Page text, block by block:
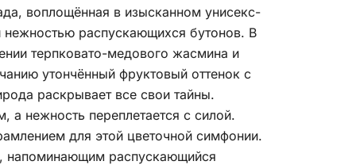
воплощённая в изысканном унисекс-
распускающихся бутонов. В
терпковато-медового жасмина и
утончённый фруктовый оттенок с
раскрывает все свои тайны.
а нежность переплетается с силой.
для этой цветочной симфонии.
напоминающим распускающийся